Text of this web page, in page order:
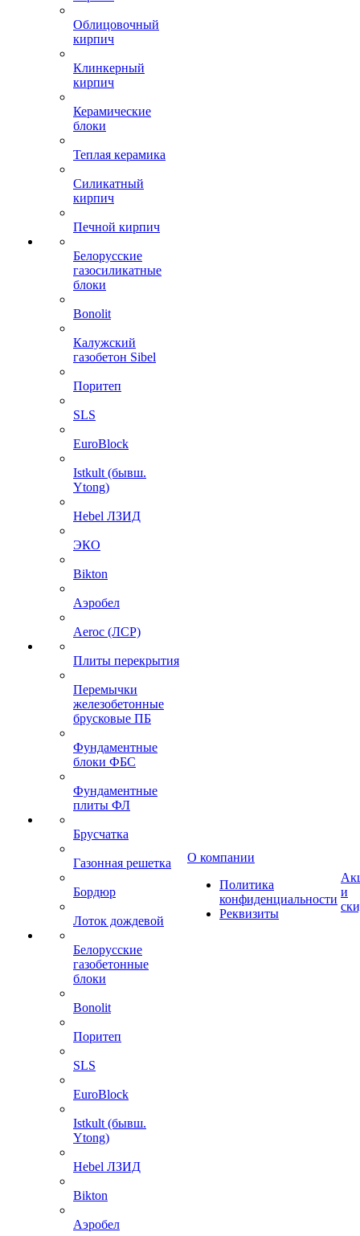
Облицовочный
кирпич
Клинкерный
кирпич
Керамические
блоки
Теплая керамика
Силикатный
кирпич
Печной кирпич
Белорусские
газосиликатные
блоки
Bonolit
Калужский
газобетон Sibel
Поритеп
SLS
EuroBlock
Istkult (бывш.
Ytong)
Hebel ЛЗИД
ЭКО
Bikton
Аэробел
Aeroc (ЛСР)
Плиты перекрытия
Перемычки
железобетонные
брусковые ПБ
Фундаментные
блоки ФБС
Фундаментные
плиты ФЛ
Брусчатка
Газонная решетка
Бордюр
Лоток дождевой
Белорусские
газобетонные
блоки
Bonolit
Поритеп
SLS
EuroBlock
Istkult (бывш.
Ytong)
Hebel ЛЗИД
Bikton
Аэробел
О компании
Политика
конфиденциальности
Реквизиты
и